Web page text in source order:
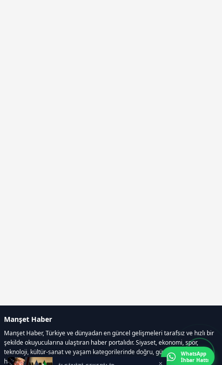
Manşet Haber
Manşet Haber, Türkiye ve dünyadan en güncel gelişmeleri tarafsız ve hızlı bir
şekilde okuyucularına ulaştıran haber portalıdır. Siyaset, ekonomi, spor,
teknoloji, kültür-sanat ve yaşam kategorilerinde doğru, güvenilir ve anlık
haberler sunar.
WhatsApp
İhbar Hattı